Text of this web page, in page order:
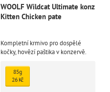
WOOLF Wildcat Ultimate konz
Kitten Chicken pate
Kompletní krmivo pro dospělé
kočky, hovězí paštika v konzervě.
vytvořené pro uspokojení
náročných chutí vašeho kočičího
přítele.
85g
26 Kč